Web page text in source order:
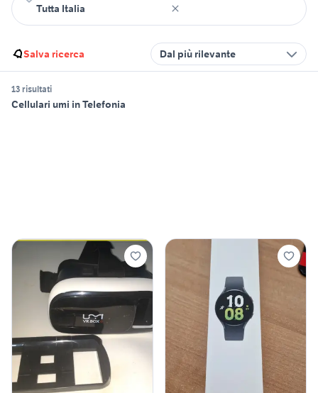
Salva ricerca Dal più rilevante
13 risultati
Cellulari umi in Telefonia